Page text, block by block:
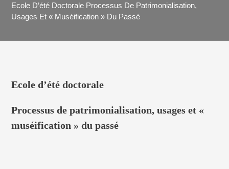
Ecole D’été Doctorale Processus De Patrimonialisation,
Usages Et « Muséification » Du Passé
Ecole d’été doctorale
Processus de patrimonialisation, usages et «
muséification » du passé